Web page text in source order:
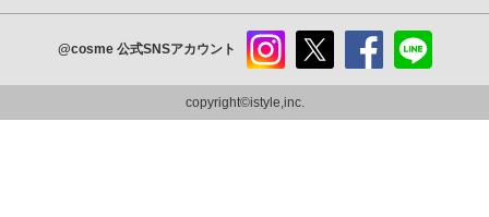
@cosme 公式SNSアカウント
ram
copyright©istyle,inc.